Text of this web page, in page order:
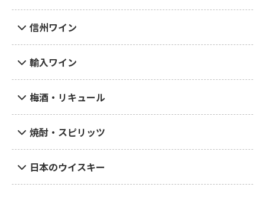
信州ワイン
輸入ワイン
梅酒・リキュール
焼酎・スピリッツ
日本のウイスキー